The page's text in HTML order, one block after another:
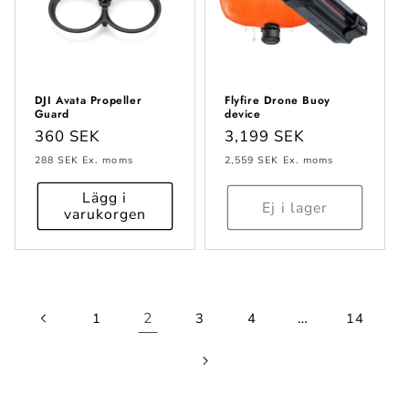
DJI Avata Propeller
Guard
Ordinarie
pris
360 SEK
288 SEK Ex. moms
Lägg i
varukorgen
Flyfire Drone Buoy
device
Ordinarie
pris
3,199 SEK
2,559 SEK Ex. moms
Ej i lager
1 2 3 4 … 14